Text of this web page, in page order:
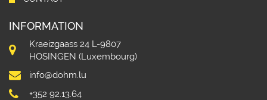
INFORMATION
Kraeizgaass 24 L-9807
HOSINGEN (Luxembourg)
info@dohm.lu
+352 92.13.64